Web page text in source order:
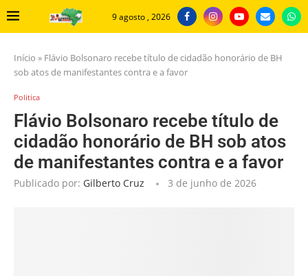
9 agosto , 2026
Início » Flávio Bolsonaro recebe título de cidadão honorário de BH
sob atos de manifestantes contra e a favor
Politica
Flávio Bolsonaro recebe título de
cidadão honorário de BH sob atos
de manifestantes contra e a favor
Publicado por: Gilberto Cruz 3 de junho de 2026